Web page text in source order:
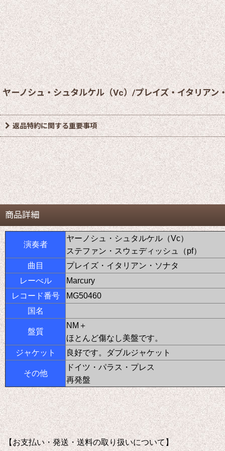
ヤーノシュ・シュタルケル（Vc）/プレイズ・イタリアン
返品特約に関する重要事項
商品詳細
演奏者
ヤーノシュ・シュタルケル（Vc）
ステファン・スウェディッシュ（pf）
曲目
プレイズ・イタリアン・ソナタ
レーべル
Marcury
レコード番号
MG50460
国名
盤質
NM＋
ほとんど傷なし美盤です。
ジャケット
良好です。ダブルジャケット
その他
ドイツ・パラス・プレス
再発盤
【お支払い・発送・送料の取り扱いについて